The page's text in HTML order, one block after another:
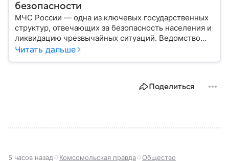
безопасности
МЧС России — одна из ключевых государственных
структур, отвечающих за безопасность населения и
ликвидацию чрезвычайных ситуаций. Ведомство
играет важную роль в защите граждан от
задачи выполняет и какую роль играет в
Читать дальше
Поделиться
5 часов назад Комсомольская правда Общество